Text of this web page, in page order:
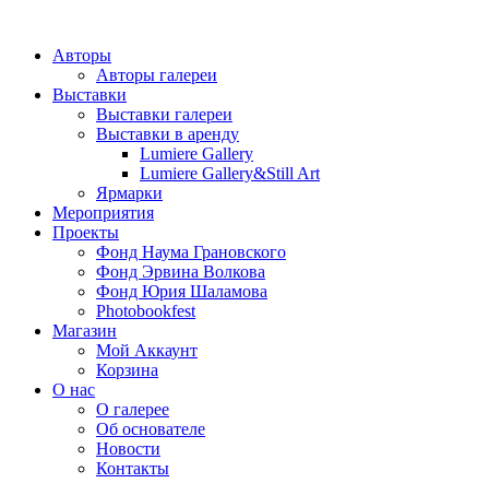
Авторы
Авторы галереи
Выставки
Выставки галереи
Выставки в аренду
Lumiere Gallery
Lumiere Gallery&Still Art
Ярмарки
Мероприятия
Проекты
Фонд Наума Грановского
Фонд Эрвина Волкова
Фонд Юрия Шаламова
Photobookfest
Магазин
Мой Аккаунт
Корзина
О нас
О галерее
Об основателе
Новости
Контакты